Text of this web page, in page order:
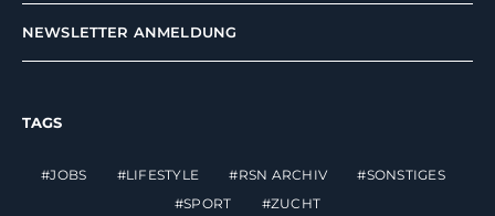
NEWSLETTER ANMELDUNG
TAGS
JOBS LIFESTYLE RSN ARCHIV
SONSTIGES
SPORT
ZUCHT